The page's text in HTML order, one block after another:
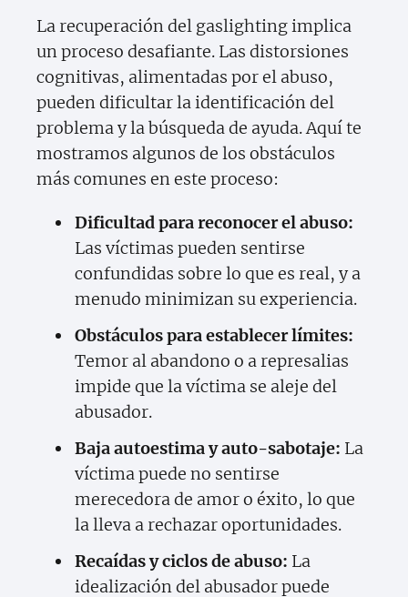
La recuperación del gaslighting implica
un proceso desafiante. Las distorsiones
cognitivas, alimentadas por el abuso,
pueden dificultar la identificación del
problema y la búsqueda de ayuda. Aquí te
mostramos algunos de los obstáculos
más comunes en este proceso:
Dificultad para reconocer el abuso:
Las víctimas pueden sentirse
confundidas sobre lo que es real, y a
menudo minimizan su experiencia.
Obstáculos para establecer límites:
Temor al abandono o a represalias
impide que la víctima se aleje del
abusador.
Baja autoestima y auto-sabotaje: La
víctima puede no sentirse
merecedora de amor o éxito, lo que
la lleva a rechazar oportunidades.
Recaídas y ciclos de abuso: La
idealización del abusador puede